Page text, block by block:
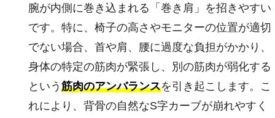
腕が内側に巻き込まれる「巻き肩」を招きやすい
です。特に、椅子の高さやモニターの位置が適切
でない場合、首や肩、腰に過度な負担がかかり、
身体の特定の筋肉が緊張し、別の筋肉が弱化する
という筋肉のアンバランスを引き起こします。こ
れにより、背骨の自然なS字カーブが崩れやすく